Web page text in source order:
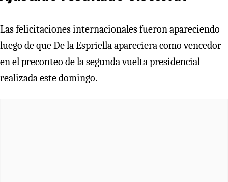
Las felicitaciones internacionales fueron apareciendo
luego de que De la Espriella apareciera como vencedor
en el preconteo de la segunda vuelta presidencial
realizada este domingo.